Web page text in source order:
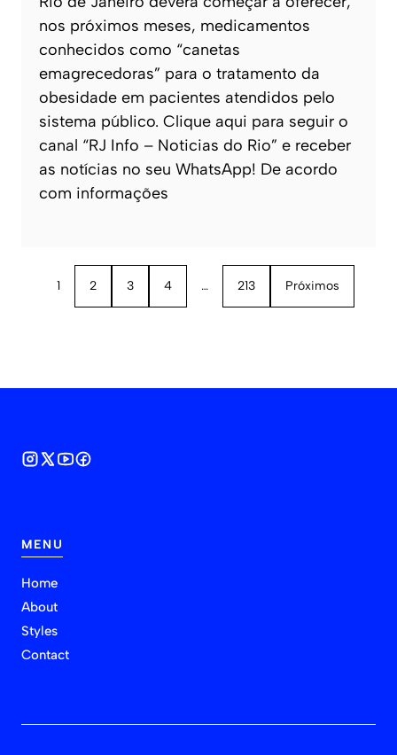
nos próximos meses, medicamentos
conhecidos como “canetas
emagrecedoras” para o tratamento da
obesidade em pacientes atendidos pelo
sistema público. Clique aqui para seguir o
canal “RJ Info – Noticias do Rio” e receber
as notícias no seu WhatsApp! De acordo
com informações
1 2 3 4 … 213 Próximos
MENU
Home
About
Styles
Contact